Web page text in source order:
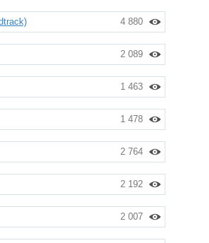
4 880
2 089
1 463
1 478
2 764
2 192
2 007